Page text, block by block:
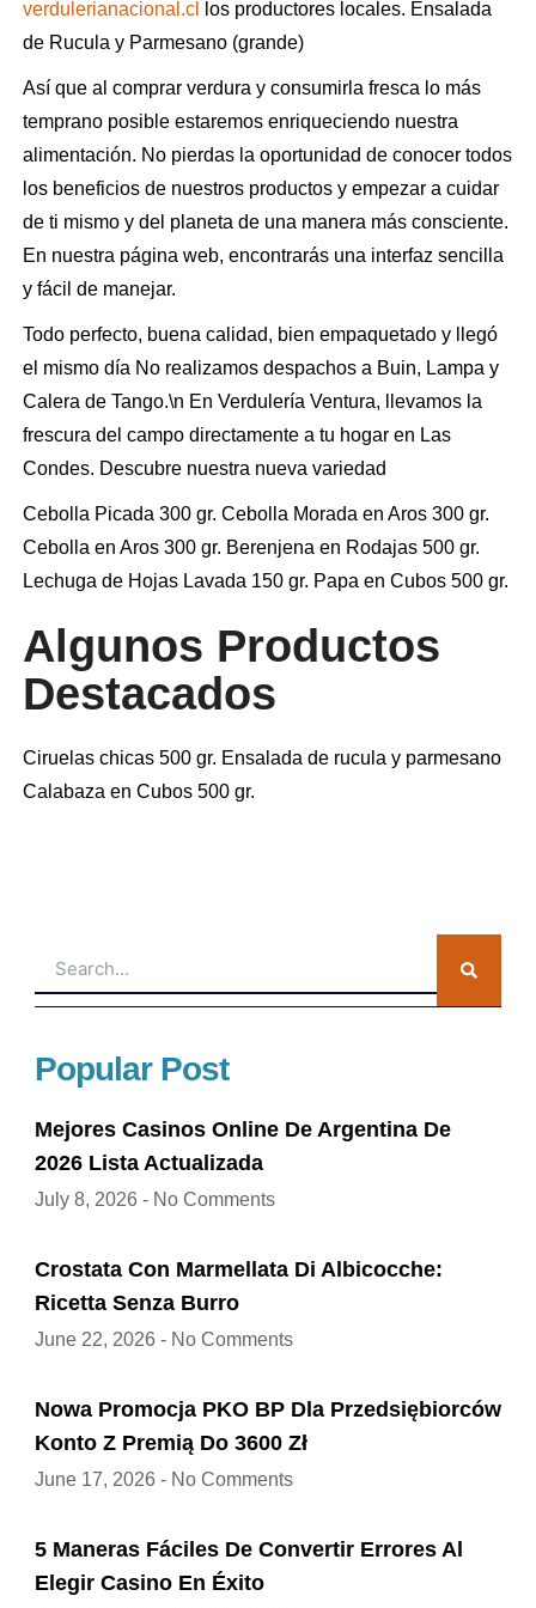
verdulerianacional.cl
los productores locales. Ensalada
de Rucula y Parmesano (grande)
Así que al comprar verdura y consumirla fresca lo más
temprano posible estaremos enriqueciendo nuestra
alimentación. No pierdas la oportunidad de conocer todos
los beneficios de nuestros productos y empezar a cuidar
de ti mismo y del planeta de una manera más consciente.
En nuestra página web, encontrarás una interfaz sencilla
y fácil de manejar.
Todo perfecto, buena calidad, bien empaquetado y llegó
el mismo día No realizamos despachos a Buin, Lampa y
Calera de Tango.\n En Verdulería Ventura, llevamos la
frescura del campo directamente a tu hogar en Las
Condes. Descubre nuestra nueva variedad
Cebolla Picada 300 gr. Cebolla Morada en Aros 300 gr.
Cebolla en Aros 300 gr. Berenjena en Rodajas 500 gr.
Lechuga de Hojas Lavada 150 gr. Papa en Cubos 500 gr.
Algunos Productos
Destacados
Ciruelas chicas 500 gr. Ensalada de rucula y parmesano
Calabaza en Cubos 500 gr.
Popular Post
Mejores Casinos Online De Argentina De
2026 Lista Actualizada
July 8, 2026 No Comments
Crostata Con Marmellata Di Albicocche:
Ricetta Senza Burro
June 22, 2026 No Comments
Nowa Promocja PKO BP Dla Przedsiębiorców
Konto Z Premią Do 3600 Zł
June 17, 2026 No Comments
5 Maneras Fáciles De Convertir Errores Al
Elegir Casino En Éxito